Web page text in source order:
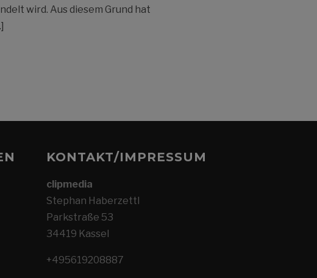
wird. Aus diesem Grund hat
KONTAKT/IMPRESSUM
clipmedia
Stephan Haberzettl
Parkstraße 53
34419 Kassel
+495619208887